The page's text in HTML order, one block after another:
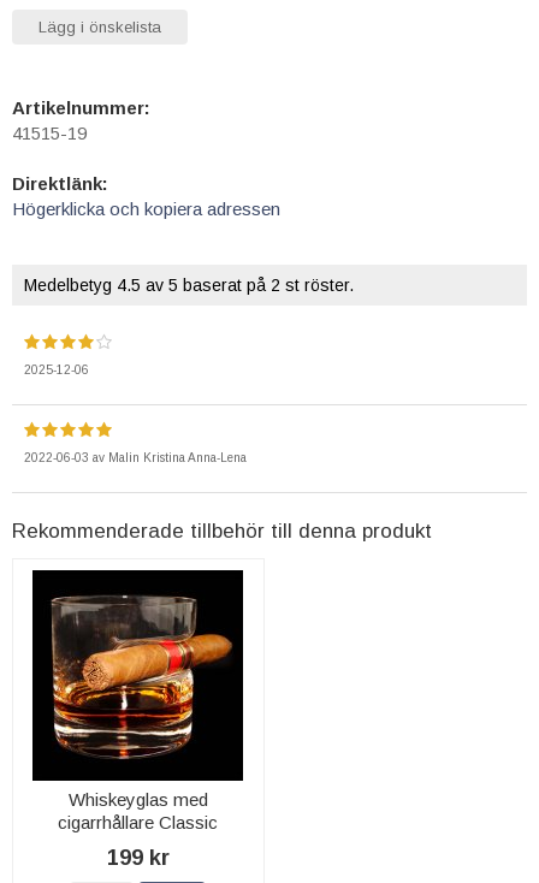
Lägg i önskelista
Artikelnummer:
41515-19
Direktlänk:
Högerklicka och kopiera adressen
Medelbetyg 4.5 av 5 baserat på 2 st röster.
2025-12-06
2022-06-03 av Malin Kristina Anna-Lena
Rekommenderade tillbehör till denna produkt
Whiskeyglas med
cigarrhållare Classic
199 kr